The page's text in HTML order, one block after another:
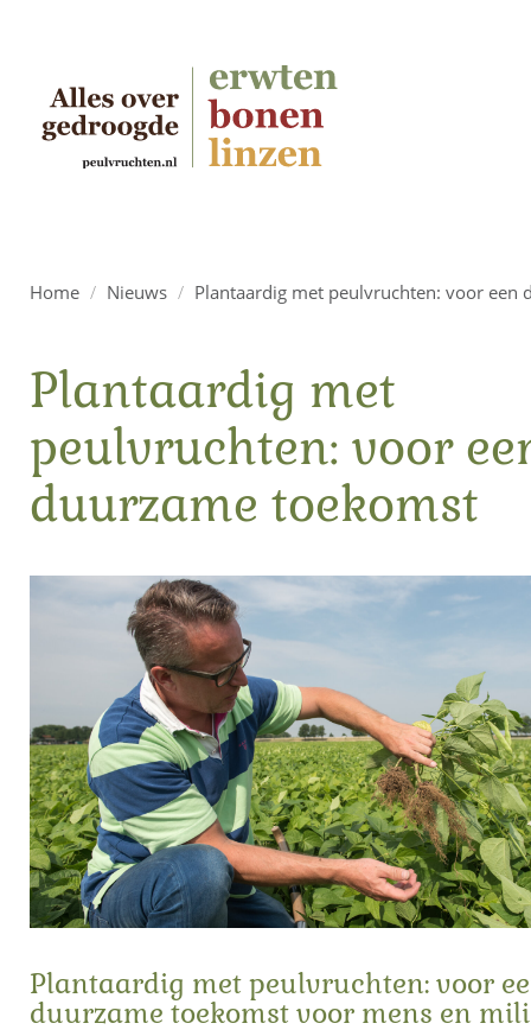
Home / Nieuws / Plantaardig met peulvruchten: voor een
Plantaardig met
peulvruchten: voor
duurzame toekomst
Plantaardig met peulvruchten: voor
duurzame toekomst voor mens en